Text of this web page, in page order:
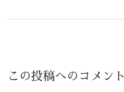
この投稿へのコメント